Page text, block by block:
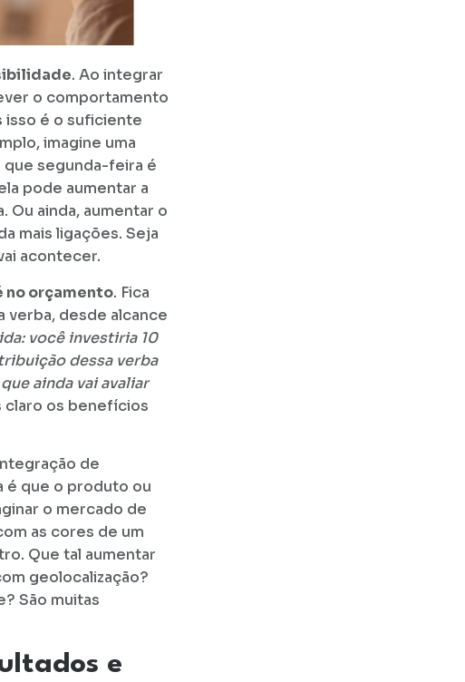
. Ao integrar
o comportamento
isso é o suficiente
imagine uma
que segunda-feira é
pode aumentar a
Ou ainda, aumentar o
mais ligações. Seja
acontecer.
orçamento. Fica
verba, desde alcance
você investiria 10
dessa verba
ainda vai avaliar
claro os benefícios
de
é que o produto ou
o mercado de
as cores de um
Que tal aumentar
geolocalização?
São muitas
e